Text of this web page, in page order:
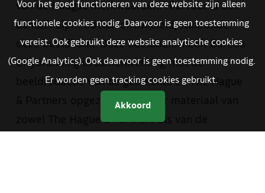
van de Haagse merkwaarden. Hiervoor is een
aantal hulpmiddelen ontwikkeld, waaronder
deze beeldbank. Deze beeldbank heeft Bureau
Citybranding in samenwerking met de
beeldredactie van de gemeente en The Hague
& Partners opgezet. Je vindt er materiaal van
zowel The Hague & Partners als van de
Voor het goed functioneren van deze website zijn alleen
functionele cookies nodig. Daarvoor is geen toestemming
vereist. Ook gebruikt deze website analytische cookies
(Google Analytics). Ook daarvoor is geen toestemming nodig.
Er worden geen tracking cookies gebruikt.
Akkoord